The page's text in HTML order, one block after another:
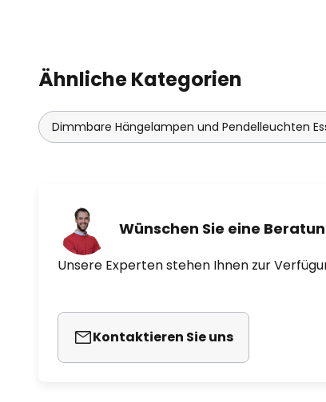
Ähnliche Kategorien
Dimmbare Hängelampen und Pendelleuchten
Wünschen Sie eine
Unsere Experten stehen Ihnen zur
Kontaktieren Sie uns